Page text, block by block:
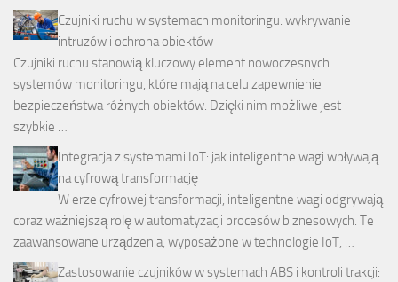
Czujniki ruchu w systemach monitoringu: wykrywanie
intruzów i ochrona obiektów
Czujniki ruchu stanowią kluczowy element nowoczesnych
systemów monitoringu, które mają na celu zapewnienie
bezpieczeństwa różnych obiektów. Dzięki nim możliwe jest
szybkie …
Integracja z systemami IoT: jak inteligentne wagi wpływają
na cyfrową transformację
W erze cyfrowej transformacji, inteligentne wagi odgrywają
coraz ważniejszą rolę w automatyzacji procesów biznesowych. Te
zaawansowane urządzenia, wyposażone w technologie IoT, …
Zastosowanie czujników w systemach ABS i kontroli trakcji: